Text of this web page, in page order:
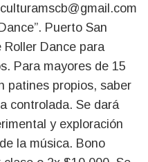
Puerto San
Roller Dance para
Para mayores de 15
patines propios, saber
controlada. Se dará
y exploración
la música. Bono